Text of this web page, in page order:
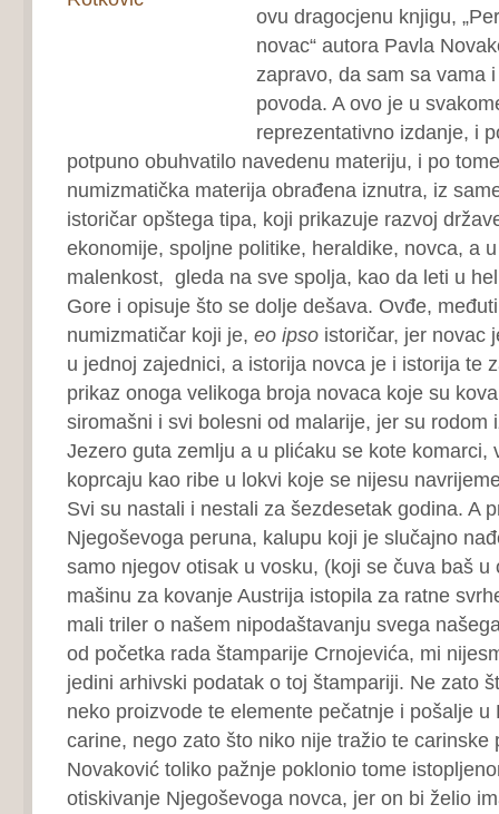
ovu dragocjenu knjigu,
novac“ autora Pavla
zapravo, da sam sa vama
povoda. A ovo je u
reprezentativno izdanje, i
potpuno obuhvatilo navedenu materiju, i po
numizmatička materija obrađena iznutra, iz
istoričar opštega tipa, koji prikazuje razvoj
ekonomije, spoljne politike, heraldike, novca, a
malenkost, gleda na sve spolja, kao da leti u
Gore i opisuje što se dolje dešava. Ovđe,
numizmatičar koji je, eo ipsoistoričar, jer novac
u jednoj zajednici, a istorija novca je i istorija te
prikaz onoga velikoga broja novaca koje su
siromašni i svi bolesni od malarije, jer su rodom
Jezero guta zemlju a u plićaku se kote komarci,
koprcaju kao ribe u lokvi koje se nijesu
Svi su nastali i nestali za šezdesetak godina. A
Njegoševoga peruna, kalupu koji je slučajno
samo njegov otisak u vosku, (koji se čuva baš u
mašinu za kovanje Austrija istopila za ratne
mali triler o našem nipodaštavanju svega
od početka rada štamparije Crnojevića, mi
jedini arhivski podatak o toj štampariji. Ne zato
neko proizvode te elemente pečatnje i pošalje u
carine, nego zato što niko nije tražio te carinske
Novaković toliko pažnje poklonio tome
otiskivanje Njegoševoga novca, jer on bi želio